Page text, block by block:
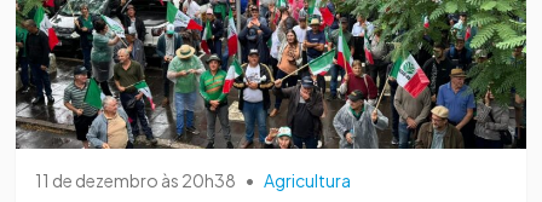
11 de dezembro às 20h38 • Agricultura